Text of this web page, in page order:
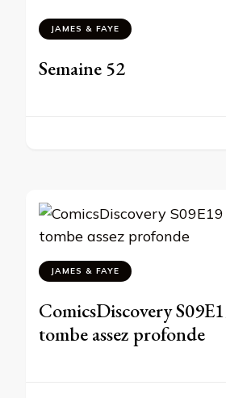
JAMES & FAYE
Semaine 52
JAMES & FAYE
ComicsDiscovery
tombe assez profonde